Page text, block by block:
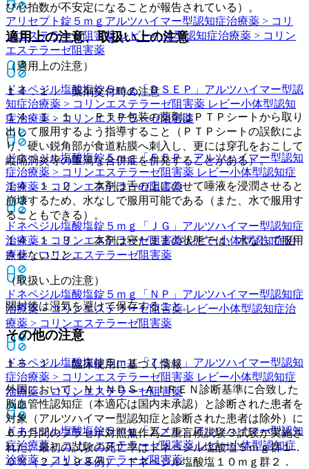
アリセプト錠５ｍｇ アルツハイマー型認知症治療薬 > コリ
ンエステラーゼ阻害薬 レビー小体型認知症治療薬 > コリン
エステラーゼ阻害薬
ドネペジル塩酸塩錠５ｍｇ「ＤＳＥＰ」 アルツハイマー型認
知症治療薬 > コリンエステラーゼ阻害薬 レビー小体型認知
症治療薬 > コリンエステラーゼ阻害薬
ドネペジル塩酸塩錠５ｍｇ「ＦＦＰ」 アルツハイマー型認知
症治療薬 > コリンエステラーゼ阻害薬 レビー小体型認知症
治療薬 > コリンエステラーゼ阻害薬
ドネペジル塩酸塩錠５ｍｇ「ＪＧ」 アルツハイマー型認知症
治療薬 > コリンエステラーゼ阻害薬 レビー小体型認知症治
療薬 > コリンエステラーゼ阻害薬
ドネペジル塩酸塩錠５ｍｇ「ＮＰ」 アルツハイマー型認知症
治療薬 > コリンエステラーゼ阻害薬 レビー小体型認知症治
療薬 > コリンエステラーゼ阻害薬
ドネペジル塩酸塩錠５ｍｇ「ＴＳＵ」 アルツハイマー型認知
症治療薬 > コリンエステラーゼ阻害薬 レビー小体型認知症
治療薬 > コリンエステラーゼ阻害薬
ドネペジル塩酸塩錠５ｍｇ「アメル」アルツハイマー型認知
症治療薬 > コリンエステラーゼ阻害薬 レビー小体型認知症
治療薬 > コリンエステラーゼ阻害薬
び心拍数が不安定になることが報告されている）。
適用上の注意、取扱い上の注意
（適用上の注意）
１４．１． 薬剤交付時の注意
１４．１．１． ＰＴＰ包装の薬剤はＰＴＰシートから取り
出して服用するよう指導すること（ＰＴＰシートの誤飲によ
り、硬い鋭角部が食道粘膜へ刺入し、更には穿孔をおこして
縦隔洞炎等の重篤な合併症を併発することがある）。
１４．１．２． 本剤は舌の上にのせて唾液を浸潤させると
崩壊するため、水なしで服用可能である（また、水で服用す
ることもできる）。
１４．１．３． 本剤は寝たままの状態では、水なしで服用
させないこと。
（取扱い上の注意）
開封後は湿気を避けて保存すること。
その他の注意
１５．１． 臨床使用に基づく情報
外国において、ＮＩＮＤＳ−ＡＩＲＥＮ診断基準に合致した
脳血管性認知症（本適応は国内未承認）と診断された患者を
対象（アルツハイマー型認知症と診断された患者は除外）に
６カ月間のプラセボ対照無作為二重盲検試験３試験が実施さ
れた。最初の試験の死亡率はドネペジル塩酸塩５ｍｇ群１．
０％（２／１９８例）、ドネペジル塩酸塩１０ｍｇ群２．